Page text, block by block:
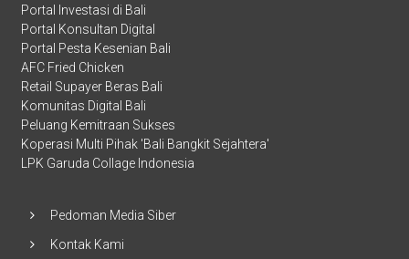
Portal Investasi di Bali
Portal Konsultan Digital
Portal Pesta Kesenian Bali
AFC Fried Chicken
Retail Supayer Beras Bali
Komunitas Digital Bali
Peluang Kemitraan Sukses
Koperasi Multi Pihak 'Bali Bangkit Sejahtera'
LPK Garuda Collage Indonesia
Pedoman Media Siber
Kontak Kami